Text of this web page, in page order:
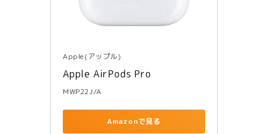
Apple(アップル)
Apple AirPods Pro
MWP22J/A
Amazonで見る